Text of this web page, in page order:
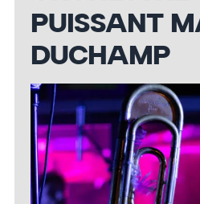
PUISSANT
DUCHAMP